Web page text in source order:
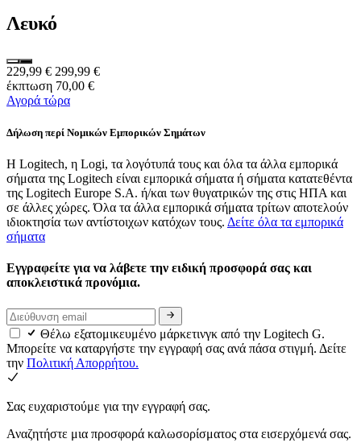
Λευκό
229,99 € 299,99 €
έκπτωση 70,00 €
Αγορά τώρα
Δήλωση περί Νομικών Εμπορικών Σημάτων
Η Logitech, η Logi, τα λογότυπά τους και όλα τα άλλα εμπορικά
σήματα της Logitech είναι εμπορικά σήματα ή σήματα κατατεθέντα
της Logitech Europe S.A. ή/και των θυγατρικών της στις ΗΠΑ και
σε άλλες χώρες. Όλα τα άλλα εμπορικά σήματα τρίτων αποτελούν
ιδιοκτησία των αντίστοιχων κατόχων τους. Δείτε όλα τα εμπορικά
σήματα
Εγγραφείτε για να λάβετε την ειδική προσφορά σας και
αποκλειστικά προνόμια.
Θέλω εξατομικευμένο μάρκετινγκ από την Logitech G.
Μπορείτε να καταργήστε την εγγραφή σας ανά πάσα στιγμή. Δείτε
την Πολιτική Απορρήτου.
Σας ευχαριστούμε για την εγγραφή σας.
Αναζητήστε μια προσφορά καλωσορίσματος στα εισερχόμενά σας.